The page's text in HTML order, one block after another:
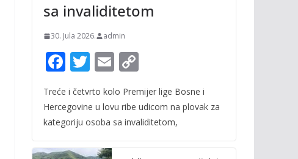
sa invaliditetom
30. Jula 2026. admin
F
ac
e
b
T
w
itt
er
E
ai
l
p
y
Treće i četvrto kolo Premijer lige Bosne i
Hercegovine u lovu ribe udicom na plovak za
kategoriju osoba sa invaliditetom,